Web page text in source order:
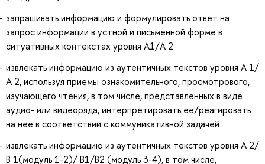
запрашивать информацию и формулировать ответ на
запрос информации в устной и письменной форме в
ситуативных контекстах уровня А1/А 2
извлекать информацию из аутентичных текстов уровня А 1/
А 2, используя приемы ознакомительного, просмотрового,
изучающего чтения, в том числе, представленных в виде
аудио- или видеоряда, интерпретировать ее/реагировать
на нее в соответствии с коммуникативной задачей
извлекать информацию из аутентичных текстов уровня А 2/
В 1(модуль 1-2)/ В1/В2 (модуль 3-4), в том числе,